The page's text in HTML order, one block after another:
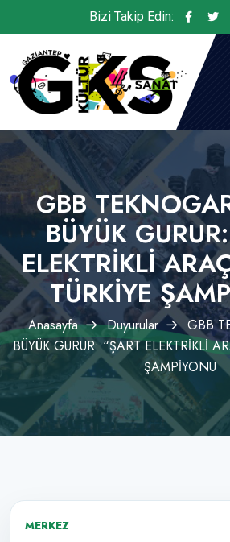
Bizi Takip Edin:
GBB
BÜYÜK
ELEKTRİKLİ
TÜRKİYE
Anasayfa Duyurular
GBB
BÜYÜK GURUR: “ŞART ELEKTRİKLİ
ŞAMPİYONU
MERKEZ